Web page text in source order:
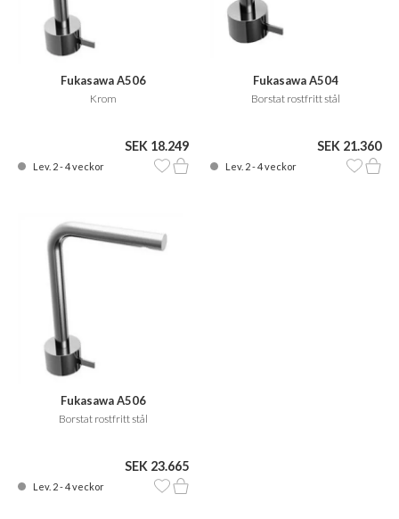
Fukasawa A506
Krom
SEK 18.249
Lev. 2 - 4 veckor
Fukasawa A504
Borstat rostfritt stål
SEK 21.360
Lev. 2 - 4 veckor
Fukasawa A506
Borstat rostfritt stål
SEK 23.665
Lev. 2 - 4 veckor